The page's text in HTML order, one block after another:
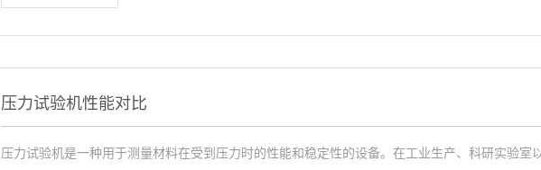
压力试验机性能对比
压力试验机是一种用于测量材料在受到压力时的性能和稳定性的设备。在工业生产、科研实验室